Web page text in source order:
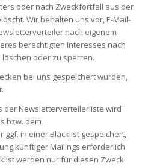
oder nach Zweckfortfall aus der
Wir behalten uns vor, E-Mail-
nach eigenem
berechtigten Interesses nach
löschen oder zu sperren.
bei uns gespeichert wurden,
der Newsletterverteilerliste wird
bzw. dem
in einer Blacklist gespeichert,
künftiger Mailings erforderlich
werden nur für diesen Zweck